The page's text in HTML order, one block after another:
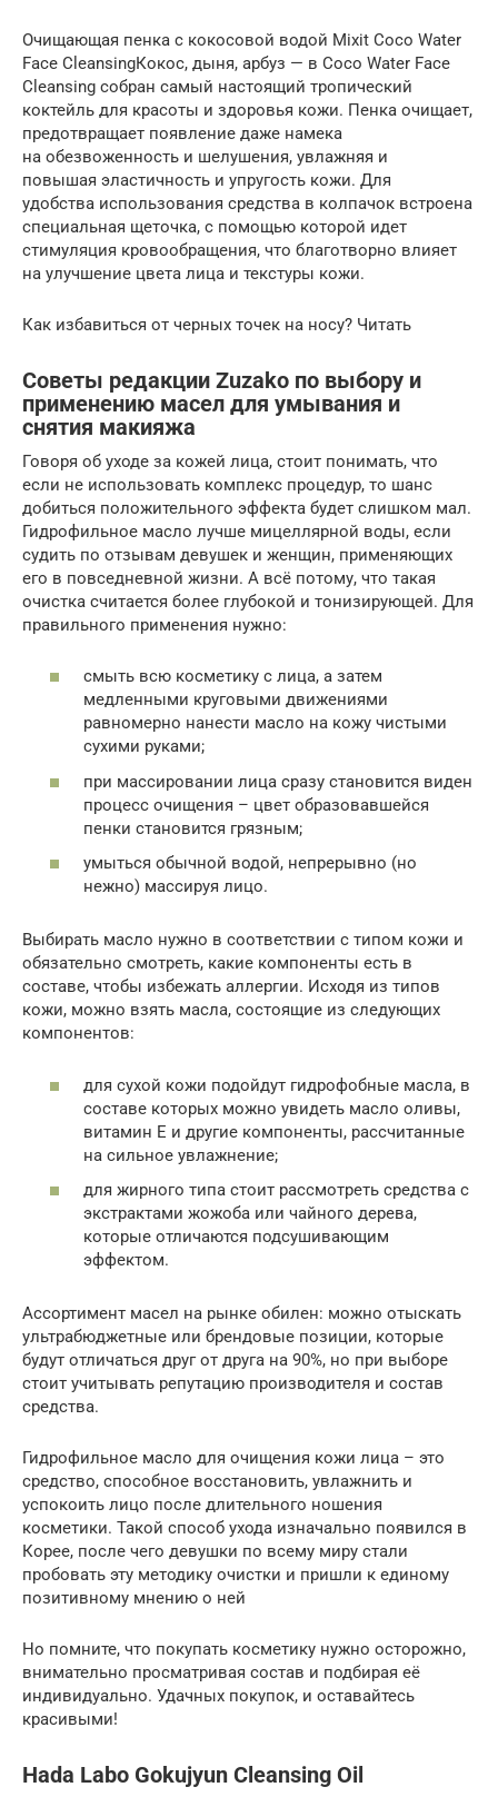
Очищающая пенка с кокосовой водой Mixit Coco Water
Face CleansingКокос, дыня, арбуз — в Coco Water Face
Cleansing собран самый настоящий тропический
коктейль для красоты и здоровья кожи. Пенка очищает,
предотвращает появление даже намека
на обезвоженность и шелушения, увлажняя и
повышая эластичность и упругость кожи. Для
удобства использования средства в колпачок встроена
специальная щеточка, с помощью которой идет
стимуляция кровообращения, что благотворно влияет
на улучшение цвета лица и текстуры кожи.
Как избавиться от черных точек на носу? Читать
Советы редакции Zuzako по выбору и
применению масел для умывания и
снятия макияжа
Говоря об уходе за кожей лица, стоит понимать, что
если не использовать комплекс процедур, то шанс
добиться положительного эффекта будет слишком мал.
Гидрофильное масло лучше мицеллярной воды, если
судить по отзывам девушек и женщин, применяющих
его в повседневной жизни. А всё потому, что такая
очистка считается более глубокой и тонизирующей. Для
правильного применения нужно:
смыть всю косметику с лица, а затем
медленными круговыми движениями
равномерно нанести масло на кожу чистыми
сухими руками;
при массировании лица сразу становится виден
процесс очищения – цвет образовавшейся
пенки становится грязным;
умыться обычной водой, непрерывно (но
нежно) массируя лицо.
Выбирать масло нужно в соответствии с типом кожи и
обязательно смотреть, какие компоненты есть в
составе, чтобы избежать аллергии. Исходя из типов
кожи, можно взять масла, состоящие из следующих
компонентов:
для сухой кожи подойдут гидрофобные масла, в
составе которых можно увидеть масло оливы,
витамин Е и другие компоненты, рассчитанные
на сильное увлажнение;
для жирного типа стоит рассмотреть средства с
экстрактами жожоба или чайного дерева,
которые отличаются подсушивающим
эффектом.
Ассортимент масел на рынке обилен: можно отыскать
ультрабюджетные или брендовые позиции, которые
будут отличаться друг от друга на 90%, но при выборе
стоит учитывать репутацию производителя и состав
средства.
Гидрофильное масло для очищения кожи лица – это
средство, способное восстановить, увлажнить и
успокоить лицо после длительного ношения
косметики. Такой способ ухода изначально появился в
Корее, после чего девушки по всему миру стали
пробовать эту методику очистки и пришли к единому
позитивному мнению о ней
Но помните, что покупать косметику нужно осторожно,
внимательно просматривая состав и подбирая её
индивидуально. Удачных покупок, и оставайтесь
красивыми!
Hada Labo Gokujyun Cleansing Oil